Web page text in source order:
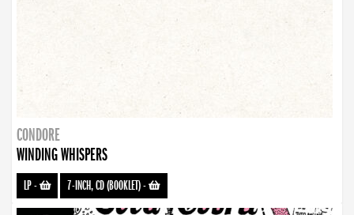
CONDORE
WINDING WHISPERS
LP- 7-INCH, CD (BOOKLET)-